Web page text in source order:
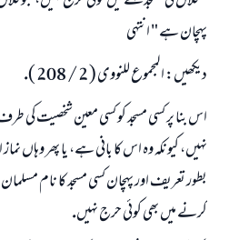
پہچان ہے " انتہى
ديكھيں: المجموع للنووى ( 2 / 208 ).
اس بنا پر كسى مسجد كو كسى معين شخصيت كى
نہيں، كيونكہ وہ اس كا بانى ہے، يا پھر وہاں
بطور تعريف اور پہچان كسى مسجد كا نام
كرنے ميں بھى كوئى حرج نہيں.